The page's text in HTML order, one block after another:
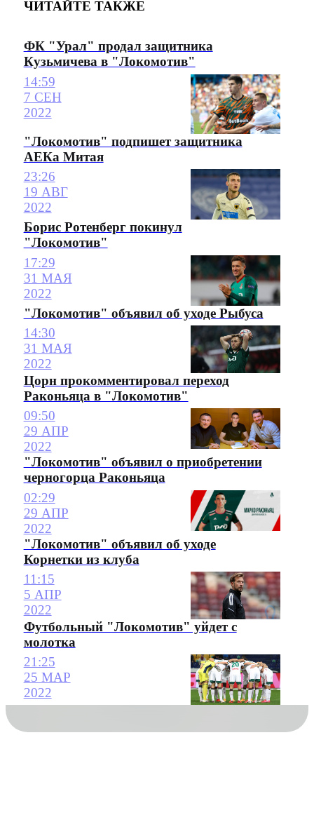
ЧИТАЙТЕ ТАКЖЕ
ФК "Урал" продал защитника
Кузьмичева в "Локомотив"
14:59
7 СЕН
2022
"Локомотив" подпишет защитника
АЕКа Митая
23:26
19 АВГ
2022
Борис Ротенберг покинул
"Локомотив"
17:29
31 МАЯ
2022
"Локомотив" объявил об уходе Рыбуса
14:30
31 МАЯ
2022
Цорн прокомментировал переход
Раконьяца в "Локомотив"
09:50
29 АПР
2022
"Локомотив" объявил о приобретении
черногорца Раконьяца
02:29
29 АПР
2022
"Локомотив" объявил об уходе
Корнетки из клуба
11:15
5 АПР
2022
Футбольный "Локомотив" уйдет с
молотка
21:25
25 МАР
2022